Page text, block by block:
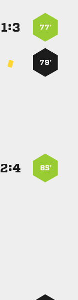
77’
:
79’
85’
: